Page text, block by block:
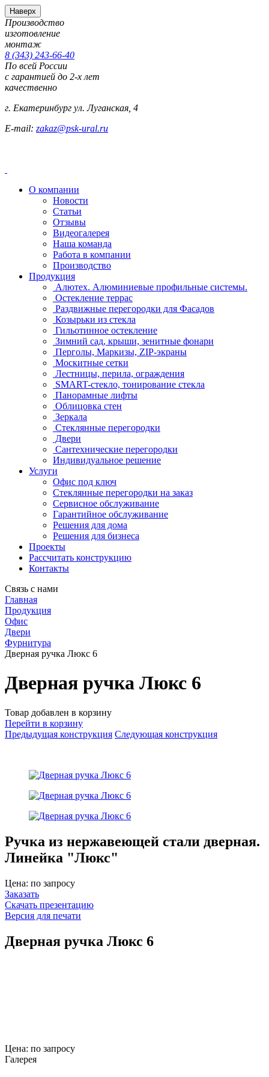
Наверх
Производство
изготовление
монтаж
8 (343) 243-66-40
По всей России
с гарантией до 2-х лет
качественно
г. Екатеринбург ул. Луганская, 4
E-mail: zakaz@psk-ural.ru
О компании
Новости
Статьи
Отзывы
Видеогалерея
Наша команда
Работа в компании
Производство
Продукция
Алютех. Алюминиевые профильные системы.
Остекление террас
Раздвижные перегородки для Фасадов
Козырьки из стекла
Гильотинное остекление
Зимний сад, крыши, зенитные фонари
Перголы, Маркизы, ZIP-экраны
Москитные сетки
Лестницы, перила, ограждения
SMART-стекло, тонирование стекла
Панорамные лифты
Облицовка стен
Зеркала
Стеклянные перегородки
Двери
Сантехнические перегородки
Индивидуальное решение
Услуги
Офис под ключ
Стеклянные перегородки на заказ
Сервисное обслуживание
Гарантийное обслуживание
Решения для дома
Решения для бизнеса
Проекты
Рассчитать конструкцию
Контакты
Связь с нами
Главная
Продукция
Офис
Двери
Фурнитура
Дверная ручка Люкс 6
Дверная ручка Люкс 6
Товар добавлен в корзину
Перейти в корзину
Предыдущая конструкция Следующая конструкция
Ручка из нержавеющей стали дверная.
Линейка "Люкс"
Цена: по запросу
Заказать
Скачать презентацию
Версия для печати
Дверная ручка Люкс 6
Цена: по запросу
Галерея